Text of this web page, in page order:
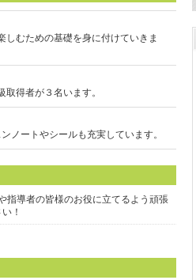
むための基礎を身に付けていきま
得者が３名います。
ノートやシールも充実しています。
指導者の皆様のお役に立てるよう頑張
！